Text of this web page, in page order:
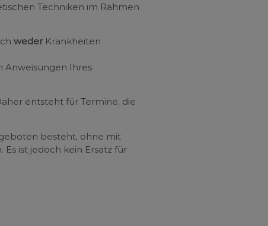
Techniken im Rahmen
weder Krankheiten
Anweisungen Ihres
entsteht für Termine, die
besteht, ohne mit
ist jedoch kein Ersatz für